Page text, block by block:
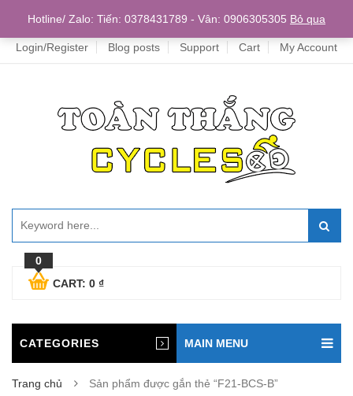
Home
Login/Register Blog posts Support Cart My Account
0
CART: 0 ₫
CATEGORIES MAIN MENU
Trang chủ Sản phẩm được gắn thẻ “F21-BCS-B”
Hotline/ Zalo: Tiến: 0378431789 - Vân: 0906305305 Bỏ qua